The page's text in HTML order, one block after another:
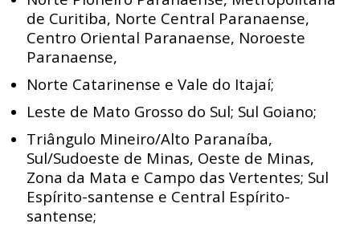
de Curitiba, Norte Central Paranaense,
Centro Oriental Paranaense, Noroeste
Paranaense,
Norte Catarinense e Vale do Itajaí;
Leste de Mato Grosso do Sul; Sul Goiano;
Triângulo Mineiro/Alto Paranaíba,
Sul/Sudoeste de Minas, Oeste de Minas,
Zona da Mata e Campo das Vertentes; Sul
Espírito-santense e Central Espírito-
santense;